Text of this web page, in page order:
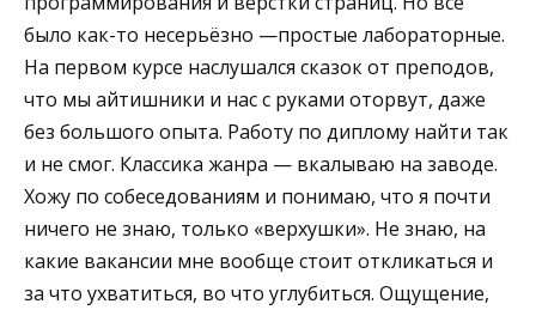
было как-то несерьёзно —простые лабораторные.
На первом курсе наслушался сказок от преподов,
что мы айтишники и нас с руками оторвут, даже
без большого опыта. Работу по диплому найти так
и не смог. Классика жанра — вкалываю на заводе.
Хожу по собеседованиям и понимаю, что я почти
ничего не знаю, только «верхушки». Не знаю, на
какие вакансии мне вообще стоит откликаться и
за что ухватиться, во что углубиться. Ощущение,